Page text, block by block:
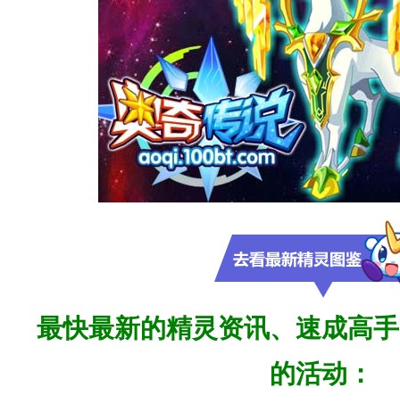
最快最新的精灵资讯、速成高
的活动：